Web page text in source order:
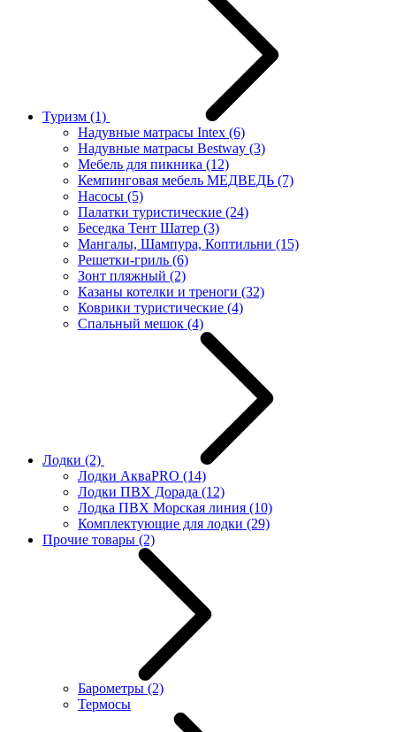
Туризм (1)
Надувные матрасы Intex (6)
Надувные матрасы Bestway (3)
Мебель для пикника (12)
Кемпинговая мебель МЕДВЕДЬ (7)
Насосы (5)
Палатки туристические (24)
Беседка Тент Шатер (3)
Мангалы, Шампура, Коптильни (15)
Решетки-гриль (6)
Зонт пляжный (2)
Казаны котелки и треноги (32)
Коврики туристические (4)
Спальный мешок (4)
Лодки (2)
Лодки АкваPRO (14)
Лодки ПВХ Дорада (12)
Лодка ПВХ Морская линия (10)
Комплектующие для лодки (29)
Прочие товары (2)
Барометры (2)
Термосы